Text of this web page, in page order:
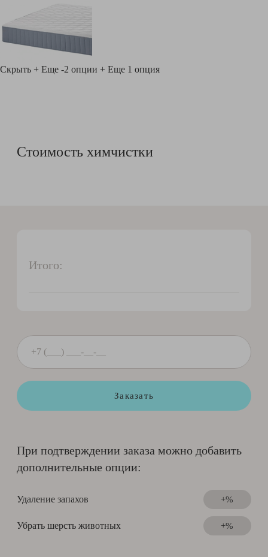
Скрыть + Еще -2 опции + Еще 1 опция
Стоимость химчистки
Итого:
Заказать
При подтверждении заказа можно добавить
дополнительные опции:
Удаление запахов +%
Убрать шерсть животных +%